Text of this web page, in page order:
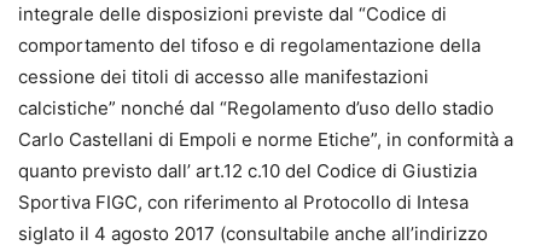
integrale delle disposizioni previste dal “Codice di
comportamento del tifoso e di regolamentazione della
cessione dei titoli di accesso alle manifestazioni
calcistiche” nonché dal “Regolamento d’uso dello stadio
Carlo Castellani di Empoli e norme Etiche”, in conformità a
quanto previsto dall’ art.12 c.10 del Codice di Giustizia
Sportiva FIGC, con riferimento al Protocollo di Intesa
siglato il 4 agosto 2017 (consultabile anche all’indirizzo